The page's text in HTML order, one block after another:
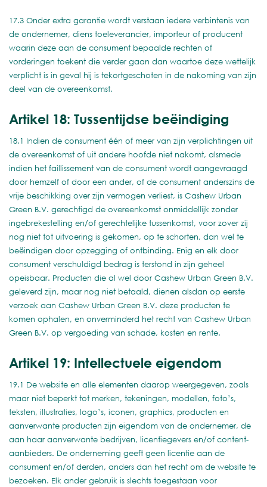
17.3 Onder extra garantie wordt verstaan iedere verbintenis van
de ondernemer, diens toeleverancier, importeur of producent
waarin deze aan de consument bepaalde rechten of
vorderingen toekent die verder gaan dan waartoe deze wettelijk
verplicht is in geval hij is tekortgeschoten in de nakoming van zijn
deel van de overeenkomst.
Artikel 18: Tussentijdse beëindiging
18.1 Indien de consument één of meer van zijn verplichtingen uit
de overeenkomst of uit andere hoofde niet nakomt, alsmede
indien het faillissement van de consument wordt aangevraagd
door hemzelf of door een ander, of de consument anderszins de
vrije beschikking over zijn vermogen verliest, is Cashew Urban
Green B.V. gerechtigd de overeenkomst onmiddellijk zonder
ingebrekestelling en/of gerechtelijke tussenkomst, voor zover zij
nog niet tot uitvoering is gekomen, op te schorten, dan wel te
beëindigen door opzegging of ontbinding. Enig en elk door
consument verschuldigd bedrag is terstond in zijn geheel
opeisbaar. Producten die al wel door Cashew Urban Green B.V.
geleverd zijn, maar nog niet betaald, dienen alsdan op eerste
verzoek aan Cashew Urban Green B.V. deze producten te
komen ophalen, en onverminderd het recht van Cashew Urban
Green B.V. op vergoeding van schade, kosten en rente.
Artikel 19: Intellectuele eigendom
19.1 De website en alle elementen daarop weergegeven, zoals
maar niet beperkt tot merken, tekeningen, modellen, foto’s,
teksten, illustraties, logo’s, iconen, graphics, producten en
aanverwante producten zijn eigendom van de ondernemer, de
aan haar aanverwante bedrijven, licentiegevers en/of content-
aanbieders. De onderneming geeft geen licentie aan de
consument en/of derden, anders dan het recht om de website te
bezoeken. Elk ander gebruik is slechts toegestaan voor